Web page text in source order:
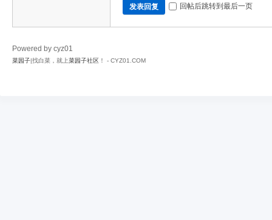
发表回复 回帖后跳转到最后一页
Powered by cyz01
菜园子|找白菜，就上菜园子社区 ！ - CYZ01.COM